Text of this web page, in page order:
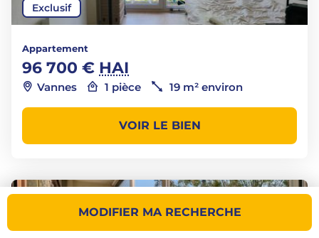
MODIFIER MA RECHERCHE
Exclusif
Appartement
96 700 € HAI
Vannes 1 pièce 19 m² environ
VOIR LE BIEN